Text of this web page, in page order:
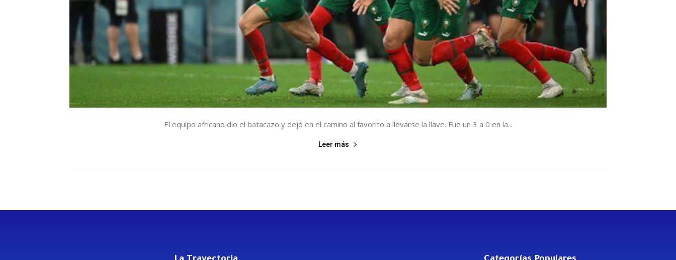
El equipo africano dio el batacazo y dejó en el camino al favorito a llevarse la llave. Fue un 3 a 0 en la...
Leer más